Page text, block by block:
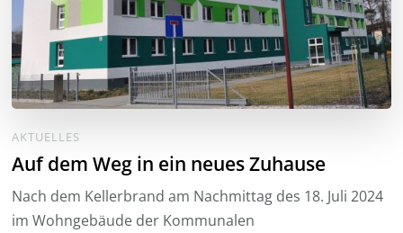
AKTUELLES
Auf dem Weg in ein neues Zuhause
Nach dem Kellerbrand am Nachmittag des 18. Juli 2024
im Wohngebäude der Kommunalen